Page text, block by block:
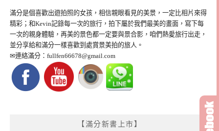
滿分是個喜歡出遊拍照的女孩，相信親眼看見的美景，一定比相片來得
精彩；和Kevin記錄每一次的旅行，拍下屬於我們最美的畫面，寫下每
一次的親身體驗，再美的景色都一定要與景合影，咱們熱愛旅行出走，
並分享給和滿分一樣喜歡到處賞景美拍的旅人。
✉連絡滿分： fullfen66678@gmail.com
【滿分新書上市】